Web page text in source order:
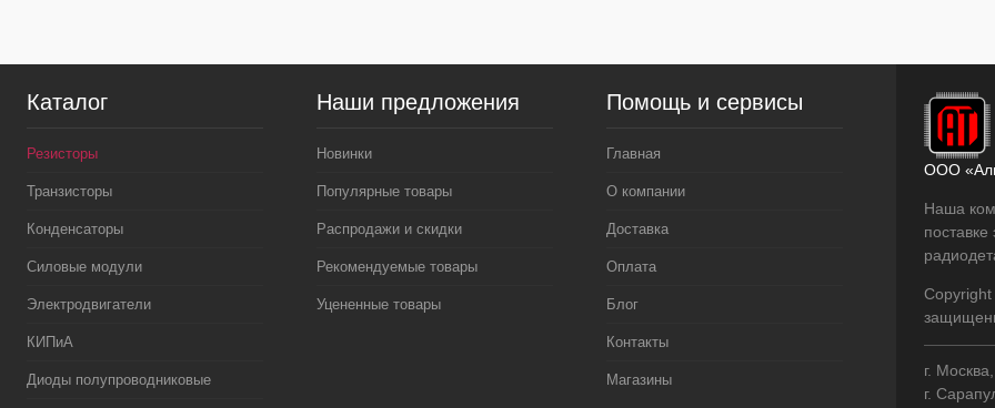
Каталог
Резисторы
Транзисторы
Конденсаторы
Силовые модули
Электродвигатели
КИПиА
Диоды полупроводниковые
Наши предложения
Новинки
Популярные товары
Распродажи и скидки
Рекомендуемые товары
Уцененные товары
Помощь и сервисы
Главная
О компании
Доставка
Оплата
Блог
Контакты
Магазины
ООО
Наша
г.
г.